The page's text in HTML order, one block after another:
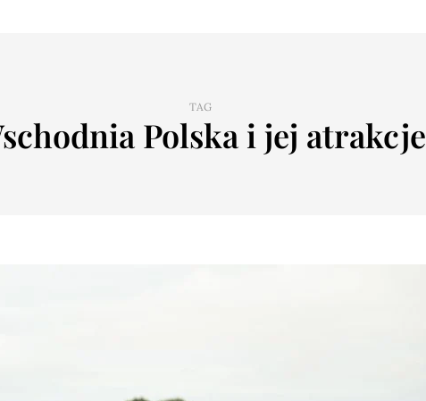
TAG
Polska i jej atrakcje